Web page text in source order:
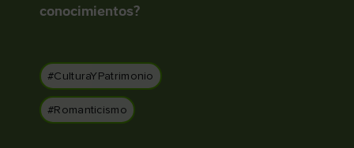
conocimientos?
#CulturaYPatrimonio
#Romanticismo